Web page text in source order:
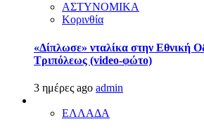
ΑΣΤΥΝΟΜΙΚΑ
Κορινθία
«Δίπλωσε» νταλίκα στην Εθνική
Τριπόλεως (video-φώτο)
3 ημέρες ago admin
ΕΛΛΑΔΑ